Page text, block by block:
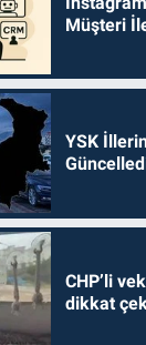
Müşteri
YSK
CHP’li
dikkat